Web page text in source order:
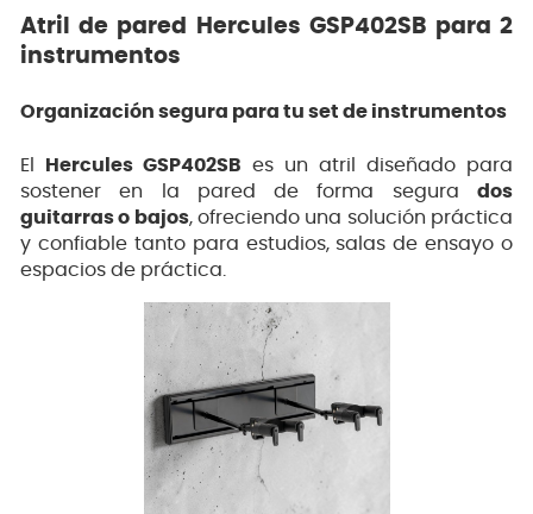
Atril de pared Hercules GSP402SB para 2
instrumentos
Organización segura para tu set de instrumentos
El Hercules GSP402SB es un atril diseñado para
sostener en la pared de forma segura dos
guitarras o bajos, ofreciendo una solución práctica
y confiable tanto para estudios, salas de ensayo o
espacios de práctica.